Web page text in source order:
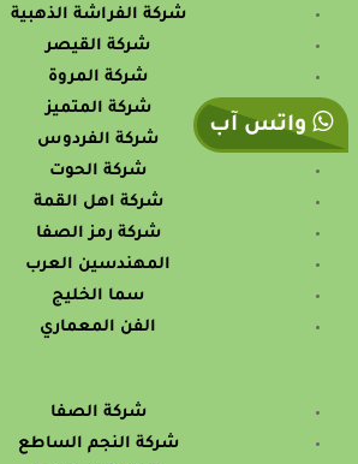
واتس آب
شركة الفراشة الذهبية
شركة القيصر
شركة المروة
شركة المتميز
شركة الفردوس
شركة الحوت
شركة اهل القمة
شركة رمز الصفا
المهندسين العرب
سما الخليج
الفن المعماري
شركة الصفا
شركة النجم الساطع